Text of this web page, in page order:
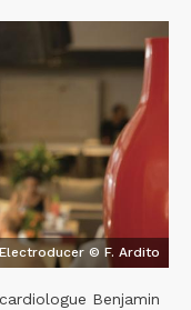
© F. Ardito
Benjamin